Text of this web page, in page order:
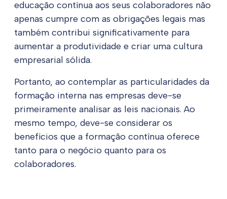
educação contínua aos seus colaboradores não
apenas cumpre com as obrigações legais mas
também contribui significativamente para
aumentar a produtividade e criar uma cultura
empresarial sólida.
Portanto, ao contemplar as particularidades da
formação interna nas empresas deve-se
primeiramente analisar as leis nacionais. Ao
mesmo tempo, deve-se considerar os
benefícios que a formação contínua oferece
tanto para o negócio quanto para os
colaboradores.